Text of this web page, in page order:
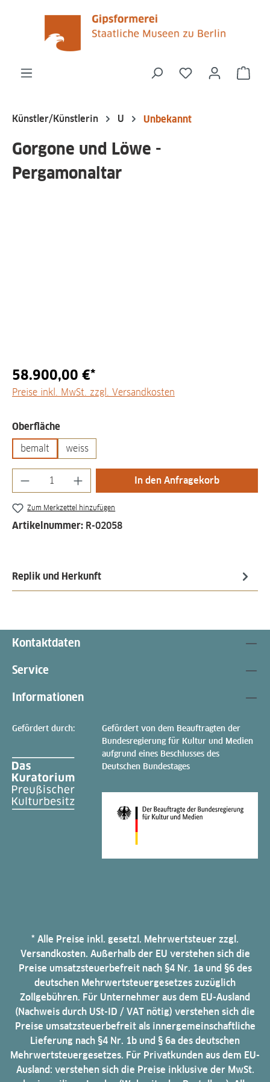
springen
Du hast 0
Künstler/Künstlerin U Unbekannt
Gorgone und Löwe -
Pergamonaltar
58.900,00 €*
Preise inkl. MwSt. zzgl. Versandkosten
Oberflächeauswählen
bemalt weiss
Produkt Anzahl: Gib den gewünschten
In den Anfragekorb
Zum Merkzettel hinzufügen
Artikelnummer: R-02058
Replik und Herkunft
Kontaktdaten
Service
Informationen
Gefördert durch:
Gefördert von dem Beauftragten der
Bundesregierung für Kultur und Medien
aufgrund eines Beschlusses des
Deutschen Bundestages
* Alle Preise inkl. gesetzl. Mehrwertsteuer zzgl.
Versandkosten. Außerhalb der EU verstehen sich die
Preise umsatzsteuerbefreit nach §4 Nr. 1a und §6 des
deutschen Mehrwertsteuergesetzes zuzüglich
Zollgebühren. Für Unternehmer aus dem EU-Ausland
(Nachweis durch USt-ID / VAT nötig) verstehen sich die
Preise umsatzsteuerbefreit als innergemeinschaftliche
Lieferung nach §4 Nr. 1b und § 6a des deutschen
Mehrwertsteuergesetzes. Für Privatkunden aus dem EU-
Ausland: verstehen sich die Preise inklusive der MwSt.